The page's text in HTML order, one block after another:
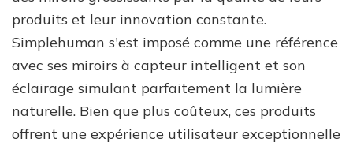
produits et leur innovation constante.
Simplehuman s'est imposé comme une référence
avec ses miroirs à capteur intelligent et son
éclairage simulant parfaitement la lumière
naturelle. Bien que plus coûteux, ces produits
offrent une expérience utilisateur exceptionnelle